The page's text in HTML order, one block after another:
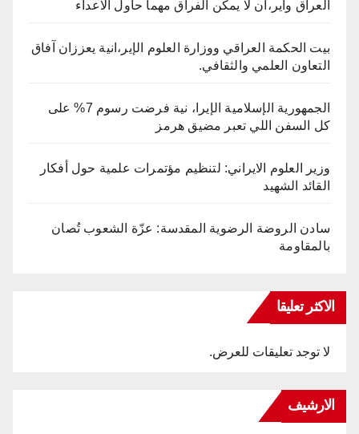
العراق واير،ان لا يمكن الفراق مهما حاول الاعداء
بيت الحكمة العراقي ووزارة العلوم الإير،انية يعززان آفاق
التعاون العلمي والثقافي.
الجمهورية الإسلامية الإيرا، نية فرضت رسوم 7% على
كل السفن اللي تعبر مضيق هرمز
وزير العلوم الايراني: لتنظيم مؤتمرات علمية حول أفكار
القائد الشهيد
سادن الروضة الرضوية المقدسة: عزّة الشعوب تُصان
بالمقاومة
الاكثر تعليقا
لا توجد تعليقات للعرض.
الارشيف